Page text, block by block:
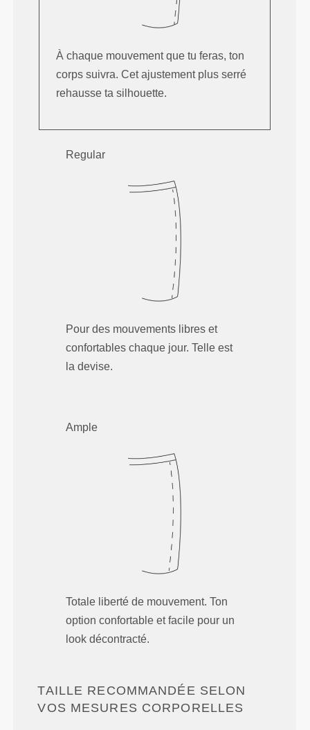
À chaque mouvement que tu feras, ton
corps suivra. Cet ajustement plus serré
rehausse ta silhouette.
Regular
Pour des mouvements libres et
confortables chaque jour. Telle est
la devise.
Ample
Totale liberté de mouvement. Ton
option confortable et facile pour un
look décontracté.
TAILLE RECOMMANDÉE SELON
VOS MESURES CORPORELLES